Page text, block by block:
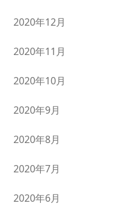
2020年12月
2020年11月
2020年10月
2020年9月
2020年8月
2020年7月
2020年6月